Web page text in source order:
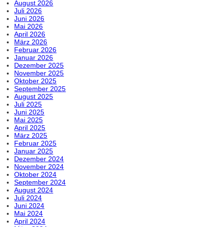
August 2026
Juli 2026
Juni 2026
Mai 2026
April 2026
März 2026
Februar 2026
Januar 2026
Dezember 2025
November 2025
Oktober 2025
September 2025
August 2025
Juli 2025
Juni 2025
Mai 2025
April 2025
März 2025
Februar 2025
Januar 2025
Dezember 2024
November 2024
Oktober 2024
September 2024
August 2024
Juli 2024
Juni 2024
Mai 2024
April 2024